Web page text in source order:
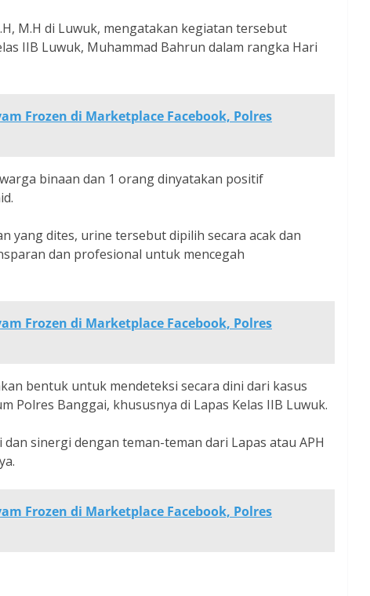
M.H di Luwuk, mengatakan kegiatan tersebut
IIB Luwuk, Muhammad Bahrun dalam rangka Hari
Frozen di Marketplace Facebook, Polres
binaan dan 1 orang dinyatakan positif
yang dites, urine tersebut dipilih secara acak dan
dan profesional untuk mencegah
Frozen di Marketplace Facebook, Polres
bentuk untuk mendeteksi secara dini dari kasus
Polres Banggai, khususnya di Lapas Kelas IIB Luwuk.
sinergi dengan teman-teman dari Lapas atau APH
Frozen di Marketplace Facebook, Polres